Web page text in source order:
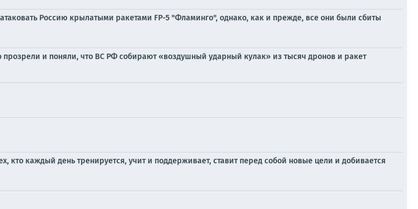
Россию крылатыми ракетами FP-5 "Фламинго", однако, как и прежде, все они были сбиты
и поняли, что ВС РФ собирают «воздушный ударный кулак» из тысяч дронов и ракет
кто каждый день тренируется, учит и поддерживает, ставит перед собой новые цели и добивается